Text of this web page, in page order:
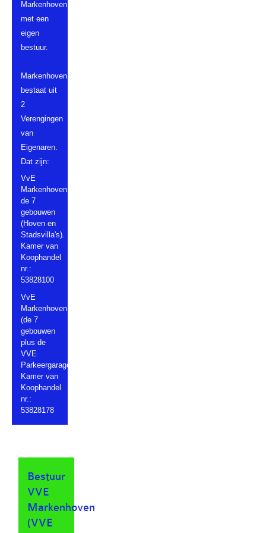
Markenhoven,
met een
eigen
bestuur.
Markenhoven
bestaat uit
2
Verengingen
van
Eigenaren.
Dat zijn:
VvE
Markenhoven
de 7
gebouwen
(Hoven en
Stadsvilla's).
Kamer van
Koophandel
nr.:
53828100
VvE
Markenhoven
(de 7
gebouwen
plus de
VVE
Parkeergarage).
Kamer van
Koophandel
nr.:
53828178
Bestuur
VVE
Markenhoven
(VVE